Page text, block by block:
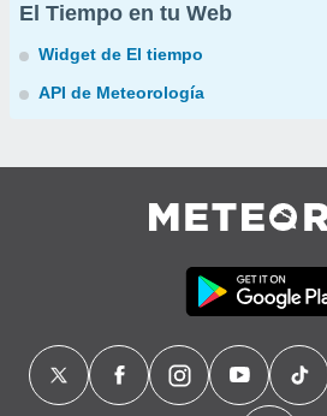
El Tiempo en tu Web
Widget de El tiempo
API de Meteorología